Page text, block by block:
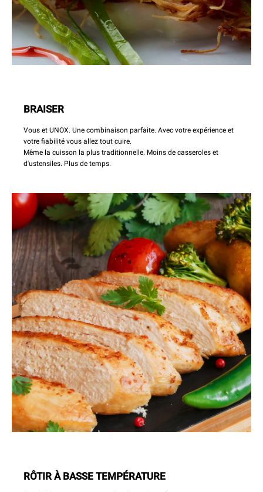
BRAISER
Vous et UNOX. Une combinaison parfaite. Avec votre expérience et
votre fiabilité vous allez tout cuire.
Même la cuisson la plus traditionnelle. Moins de casseroles et
d'ustensiles. Plus de temps.
RÔTIR À BASSE TEMPÉRATURE